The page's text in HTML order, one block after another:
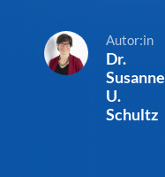
Autor:in
Dr.
Susanne
U.
Schultz